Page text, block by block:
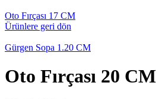
Oto Fırçası 17 CM
Ürünlere geri dön
Gürgen Sopa 1.20 CM
Oto Fırçası 20 CM